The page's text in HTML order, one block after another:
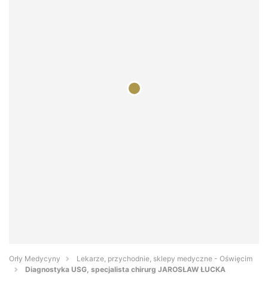
Orły Medycyny
Lekarze, przychodnie, sklepy medyczne - Oświęcim
Diagnostyka USG, specjalista chirurg JAROSŁAW ŁUCKA